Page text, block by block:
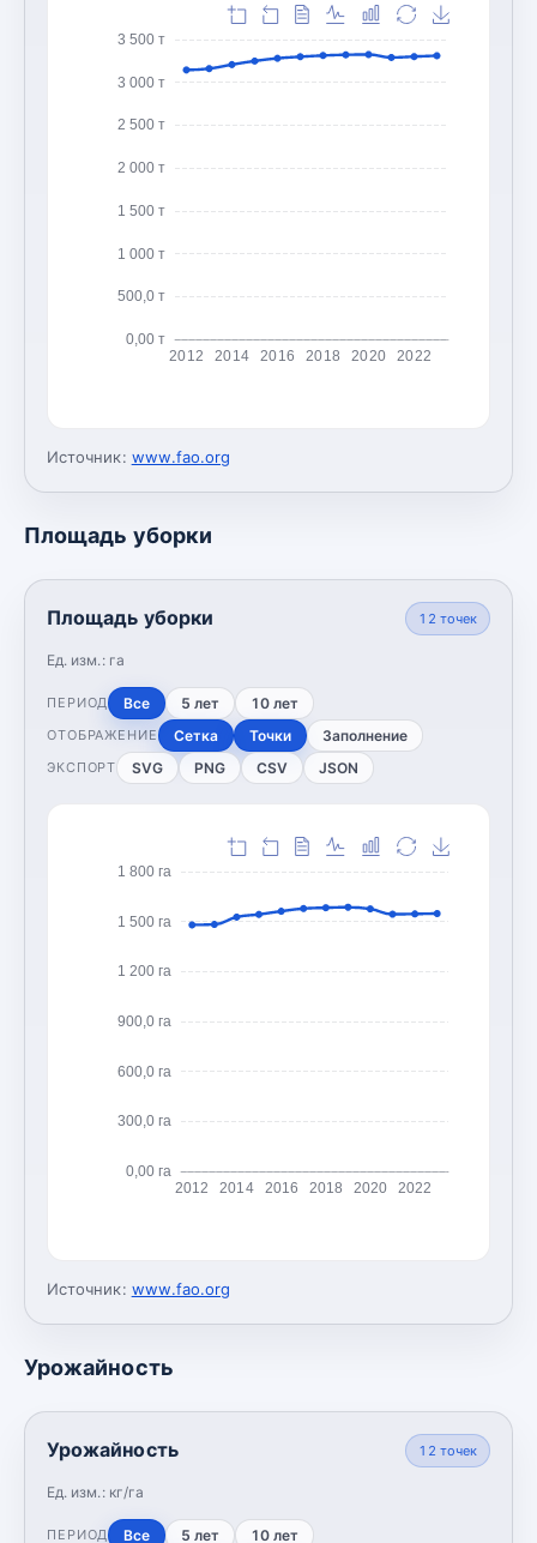
0,00 т
500,0 т
1 000 т
1 500 т
2 000 т
2 500 т
3 000 т
3 500 т
2012 2014 2016 2018 2020 2022
Источник: www.fao.org
Площадь уборки
Площадь уборки
Ед. изм.: га
12 точек
ПЕРИОД Все 5 лет 10 лет
ОТОБРАЖЕНИЕ Сетка Точки Заполнение
ЭКСПОРТ SVG PNG CSV JSON
0,00 га
300,0 га
600,0 га
900,0 га
1 200 га
1 500 га
1 800 га
2012 2014 2016 2018 2020 2022
Источник: www.fao.org
Урожайность
Урожайность
Ед. изм.: кг/га
12 точек
ПЕРИОД Все 5 лет 10 лет